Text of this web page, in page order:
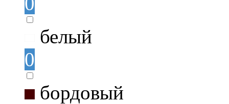
белый
0
бордовый